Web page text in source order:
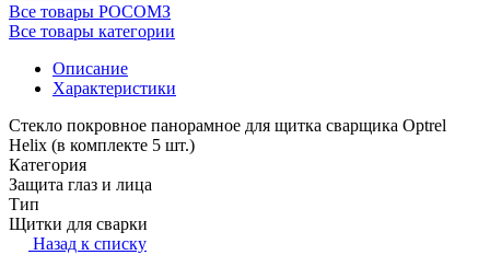
Все товары РОСОМЗ
Все товары категории
Описание
Характеристики
Стекло покровное панорамное для щитка сварщика Optrel
Helix (в комплекте 5 шт.)
Категория
Защита глаз и лица
Тип
Щитки для сварки
Назад к списку